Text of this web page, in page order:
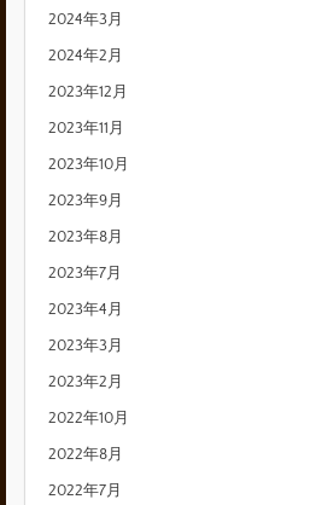
2024年3月
2024年2月
2023年12月
2023年11月
2023年10月
2023年9月
2023年8月
2023年7月
2023年4月
2023年3月
2023年2月
2022年10月
2022年8月
2022年7月